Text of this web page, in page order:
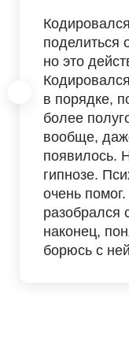
поделиться
но это
в порядке,
более
вообще,
появилось.
гипнозе.
очень
разобрался
наконец,
борюсь с